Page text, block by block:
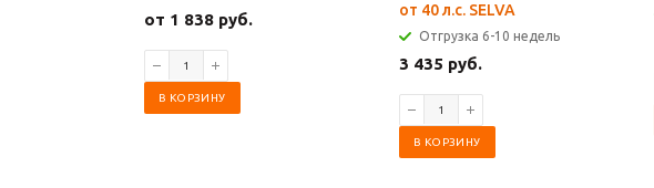
от 1 838 руб.
В КОРЗИНУ
от 40 л.с. SELVA
Отгрузка 6-10 недель
3 435 руб.
В КОРЗИНУ